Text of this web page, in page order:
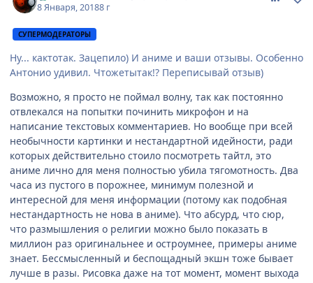
8 Января, 20188 г
СУПЕРМОДЕРАТОРЫ
Ну... кактотак. Зацепило) И аниме и ваши отзывы. Особенно
Антонио удивил. Чтожетытак!? Переписывай отзыв)
Возможно, я просто не поймал волну, так как постоянно
отвлекался на попытки починить микрофон и на
написание текстовых комментариев. Но вообще при всей
необычности картинки и нестандартной идейности, ради
которых действительно стоило посмотреть тайтл, это
аниме лично для меня полностью убила тягомотность. Два
часа из пустого в порожнее, минимум полезной и
интересной для меня информации (потому как подобная
нестандартность не нова в аниме). Что абсурд, что сюр,
что размышления о религии можно было показать в
миллион раз оригинальнее и остроумнее, примеры аниме
знает. Бессмысленный и беспощадный экшн тоже бывает
лучше в разы. Рисовка даже на тот момент, момент выхода